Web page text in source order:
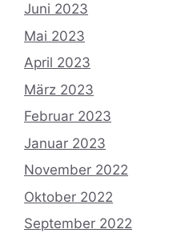
Juni 2023
Mai 2023
April 2023
März 2023
Februar 2023
Januar 2023
November 2022
Oktober 2022
September 2022